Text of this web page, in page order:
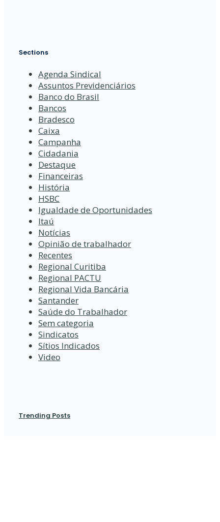
Sections
Agenda Sindical
Assuntos Previdenciários
Banco do Brasil
Bancos
Bradesco
Caixa
Campanha
Cidadania
Destaque
Financeiras
História
HSBC
Igualdade de Oportunidades
Itaú
Notícias
Opinião de trabalhador
Recentes
Regional Curitiba
Regional PACTU
Regional Vida Bancária
Santander
Saúde do Trabalhador
Sem categoria
Sindicatos
Sítios Indicados
Video
Trending Posts